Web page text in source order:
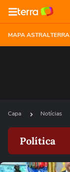
MAPA ASTRAL
Capa Notícias
Política